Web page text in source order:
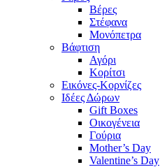
Βέρες
Στέφανα
Μονόπετρα
Βάφτιση
Αγόρι
Κορίτσι
Εικόνες-Κορνίζες
Ιδέες Δώρων
Gift Boxes
Οικογένεια
Γούρια
Mother’s Day
Valentine’s Day